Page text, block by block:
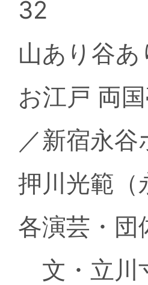
32
山あり谷
お江戸 両
／新宿永
押川光範
各演芸・
文・立川